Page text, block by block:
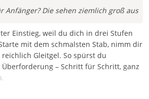
Anfänger? Die sehen ziemlich groß aus
Einstieg, weil du dich in drei Stufen
mit dem schmalsten Stab, nimm dir
Gleitgel. So spürst du
– Schritt für Schritt, ganz